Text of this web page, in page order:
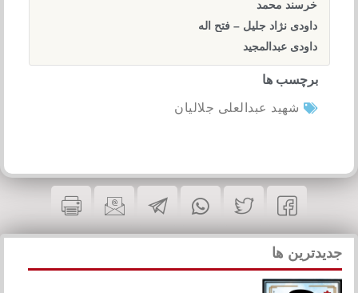
خرسند محمد
داودی نژاد جلیل – فتح اله
داودی عبدالمجید
برچسب ها
شهید عبدالعلی جلالیان
جدیدترین ها